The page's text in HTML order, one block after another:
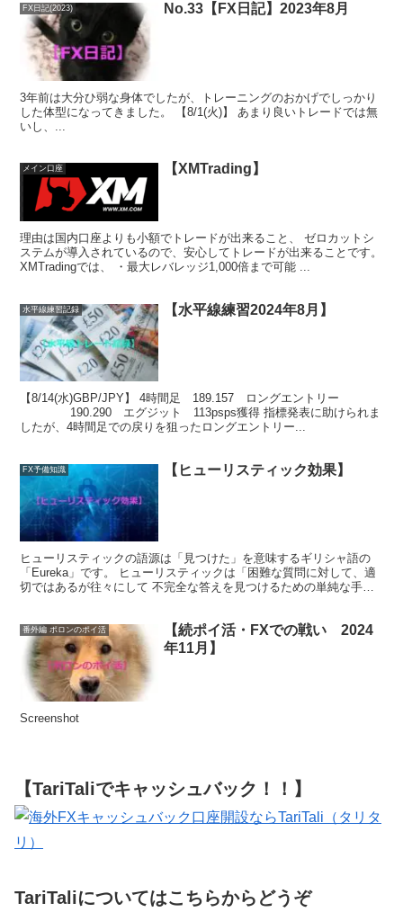
FX日記(2023) No.33【FX日記】2023年8月
3年前は大分ひ弱な身体でしたが、トレーニングのおかげでしっかり
した体型になってきました。 【8/1(火)】 あまり良いトレードでは無
いし、...
メイン口座 【XMTrading】
理由は国内口座よりも小額でトレードが出来ること、 ゼロカットシ
ステムが導入されているので、安心してトレードが出来ることです。
XMTradingでは、 ・最大レバレッジ1,000倍まで可能 ...
水平線練習記録 【水平線練習2024年8月】
【8/14(水)GBP/JPY】 4時間足 189.157 ロングエントリー
190.290 エグジット 113psps獲得 指標発表に助けられま
したが、4時間足での戻りを狙ったロングエントリー...
FX予備知識 【ヒューリスティック効果】
ヒューリスティックの語源は「見つけた」を意味するギリシャ語の
「Eureka」です。 ヒューリスティックは「困難な質問に対して、適
切ではあるが往々にして 不完全な答えを見つけるための単純な手続
番外編 ポロンのポイ活
【続ポイ活・FXでの戦い 2024
年11月】
Screenshot
【TariTaliでキャッシュバック！！】
TariTaliについてはこちらからどうぞ